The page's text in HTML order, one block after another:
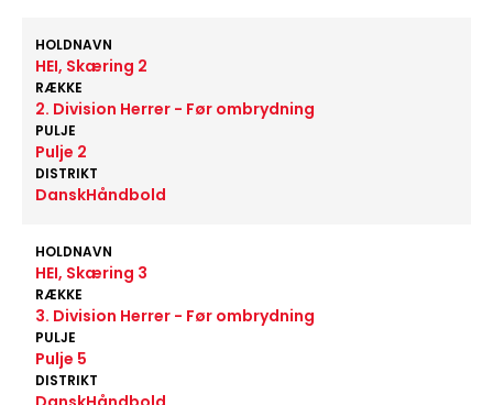
HOLDNAVN
HEI, Skæring 2
RÆKKE
2. Division Herrer - Før ombrydning
PULJE
Pulje 2
DISTRIKT
DanskHåndbold
HOLDNAVN
HEI, Skæring 3
RÆKKE
3. Division Herrer - Før ombrydning
PULJE
Pulje 5
DISTRIKT